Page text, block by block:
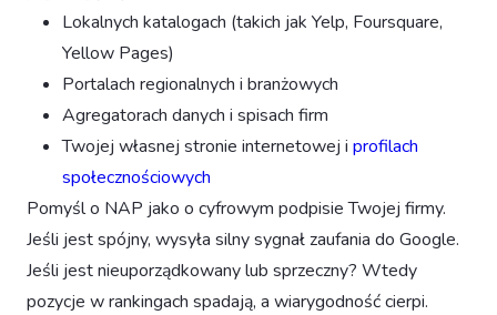
Lokalnych katalogach (takich jak Yelp, Foursquare,
Yellow Pages)
Portalach regionalnych i branżowych
Agregatorach danych i spisach firm
Twojej własnej stronie internetowej i profilach
społecznościowych
Pomyśl o NAP jako o cyfrowym podpisie Twojej firmy.
Jeśli jest spójny, wysyła silny sygnał zaufania do Google.
Jeśli jest nieuporządkowany lub sprzeczny? Wtedy
pozycje w rankingach spadają, a wiarygodność cierpi.